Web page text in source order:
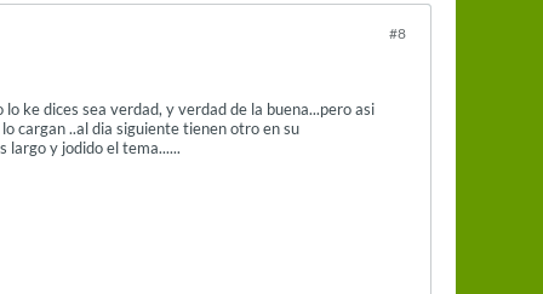
#8
ke dices sea verdad, y verdad de la buena...pero asi
cargan ..al dia siguiente tienen otro en su
largo y jodido el tema......